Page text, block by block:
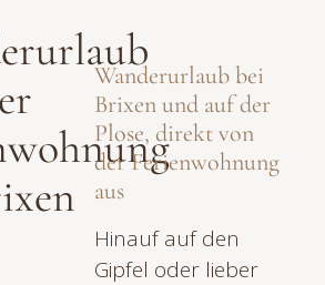
Wanderurlaub bei
Brixen und auf der
Plose, direkt von
der Ferienwohnung
aus
Hinauf auf den
Gipfel oder lieber